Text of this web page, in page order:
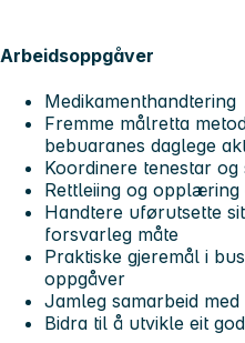
Arbeidsoppgåver
Medikamenthandtering
Fremme målretta
bebuaranes daglege
Koordinere tenestar
Rettleiing og
Handtere uførutsette
forsvarleg måte
Praktiske gjeremål i
oppgåver
Jamleg samarbeid
Bidra til å utvikle eit